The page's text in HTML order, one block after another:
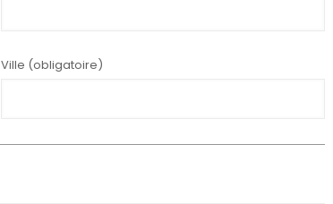
Ville (obligatoire)